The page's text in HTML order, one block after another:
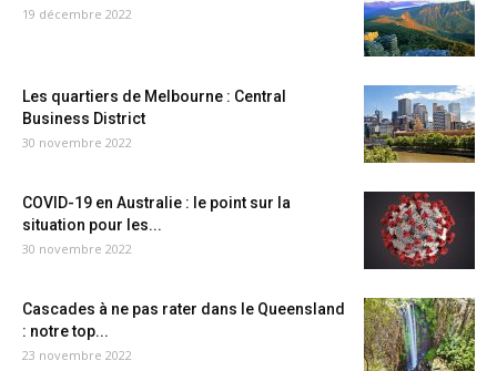
19 décembre 2022
Les quartiers de Melbourne : Central
Business District
30 novembre 2022
COVID-19 en Australie : le point sur la
situation pour les...
30 novembre 2022
Cascades à ne pas rater dans le Queensland
: notre top...
23 novembre 2022